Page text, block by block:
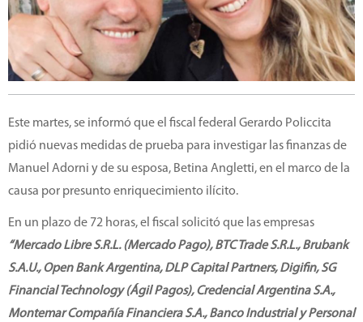
Este martes, se informó que el fiscal federal Gerardo Policcita
pidió nuevas medidas de prueba para investigar las finanzas de
Manuel Adorni y de su esposa, Betina Angletti, en el marco de la
causa por presunto enriquecimiento ilícito.
En un plazo de 72 horas, el fiscal solicitó que las empresas
“Mercado Libre S.R.L. (Mercado Pago), BTC Trade S.R.L., Brubank
S.A.U., Open Bank Argentina, DLP Capital Partners, Digifin, SG
Financial Technology (Ágil Pagos), Credencial Argentina S.A.,
Montemar Compañía Financiera S.A., Banco Industrial y Personal